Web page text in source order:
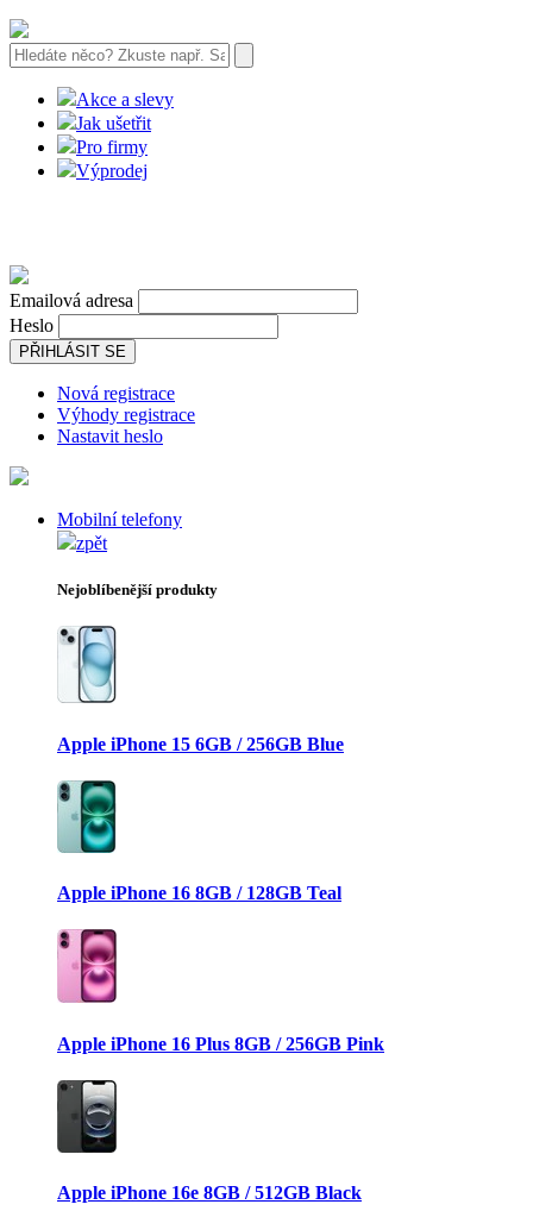
Akce a slevy
Jak ušetřit
Pro firmy
Výprodej
Emailová adresa
Heslo
PŘIHLÁSIT SE
Nová registrace
Výhody registrace
Nastavit heslo
Mobilní telefony
zpět
Nejoblíbenější produkty
Apple iPhone 15 6GB / 256GB Blue
Apple iPhone 16 8GB / 128GB Teal
Apple iPhone 16 Plus 8GB / 256GB Pink
Apple iPhone 16e 8GB / 512GB Black